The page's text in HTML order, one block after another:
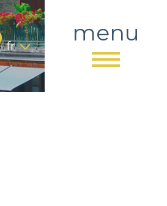
menu
Langue
fr